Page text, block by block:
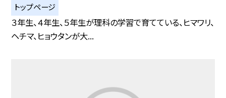
トップページ
３年生、４年生、５年生が理科の学習で育てている、ヒマワリ、
ヘチマ、ヒョウタンが大...